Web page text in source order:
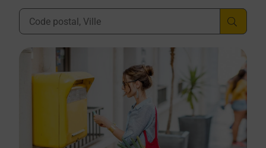
Ville, Département, Code Postal